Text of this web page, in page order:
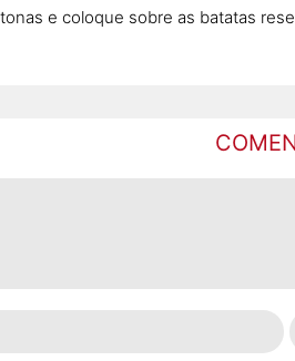
e coloque sobre as batatas